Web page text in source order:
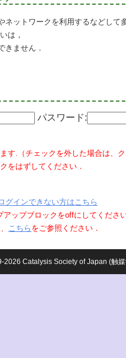
ネットワークを利用するなどして
は，
きません．
パスワード:
す.（チェックを外した場合は、ク
をはずしてください．
グインできない方はこちら
ップブロックをoffにしてくださ
こちら をご参照ください．
2026 Catalysis Society of Japan (触